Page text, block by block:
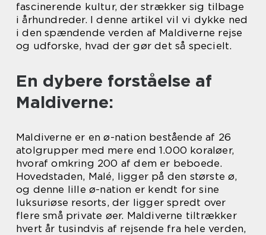
fascinerende kultur, der strækker sig tilbage
i århundreder. I denne artikel vil vi dykke ned
i den spændende verden af Maldiverne rejse
og udforske, hvad der gør det så specielt.
En dybere forståelse af
Maldiverne:
Maldiverne er en ø-nation bestående af 26
atolgrupper med mere end 1.000 koraløer,
hvoraf omkring 200 af dem er beboede.
Hovedstaden, Malé, ligger på den største ø,
og denne lille ø-nation er kendt for sine
luksuriøse resorts, der ligger spredt over
flere små private øer. Maldiverne tiltrækker
hvert år tusindvis af rejsende fra hele verden,